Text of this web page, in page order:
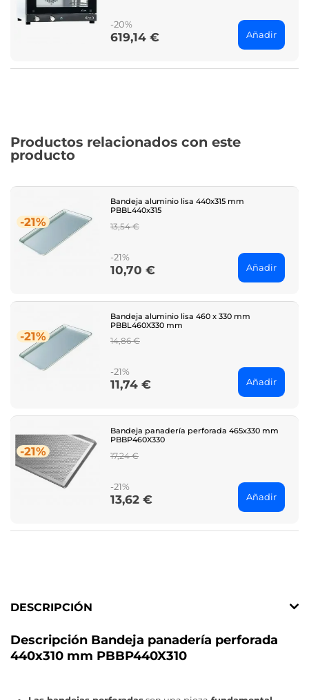
-20%
Price
619,14 € Añadir
Productos relacionados con este
producto
-21%
Bandeja aluminio lisa 440x315 mm
PBBL440x315
Regular
13,54 €
-21%
Price
10,70 € Añadir
-21%
Bandeja aluminio lisa 460 x 330 mm
PBBL460X330 mm
Regular
14,86 €
-21%
Price
11,74 € Añadir
-21%
Bandeja panadería perforada 465x330 mm
PBBP460X330
Regular
17,24 €
-21%
Price
13,62 € Añadir
DESCRIPCIÓN
Descripción Bandeja panadería perforada
440x310 mm PBBP440X310